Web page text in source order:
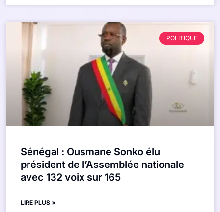
POLITIQUE
Sénégal : Ousmane Sonko élu
président de l’Assemblée nationale
avec 132 voix sur 165
LIRE PLUS »